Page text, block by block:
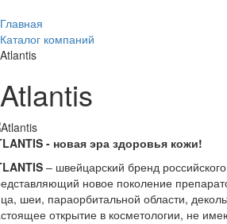
Главная
Каталог компаний
Atlantis
Atlantis
- новая эра здоровья кожи!
– швейцарский бренд
новое поколение
шеи, параорбитальной области,
открытие в косметологии, не